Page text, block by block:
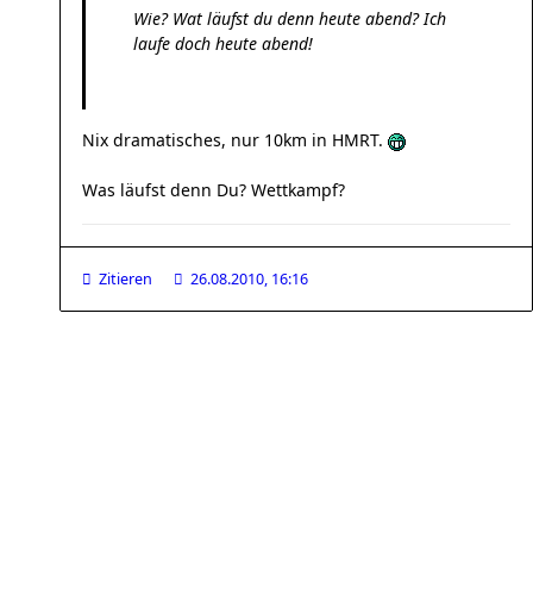
Wie? Wat läufst du denn heute abend? Ich
laufe doch heute abend!
Nix dramatisches, nur 10km in HMRT.
Was läufst denn Du? Wettkampf?
Zitieren 26.08.2010, 16:16